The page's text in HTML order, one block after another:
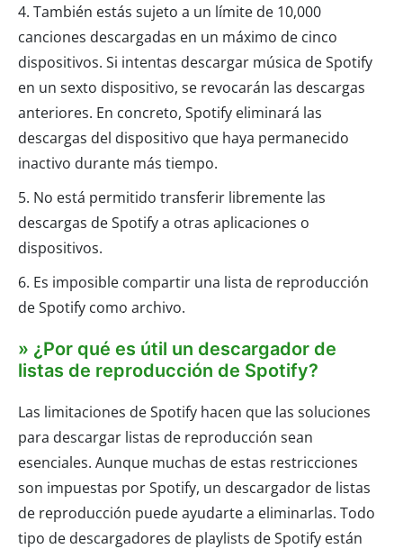
4. También estás sujeto a un límite de 10,000
canciones descargadas en un máximo de cinco
dispositivos. Si intentas descargar música de Spotify
en un sexto dispositivo, se revocarán las descargas
anteriores. En concreto, Spotify eliminará las
descargas del dispositivo que haya permanecido
inactivo durante más tiempo.
5. No está permitido transferir libremente las
descargas de Spotify a otras aplicaciones o
dispositivos.
6. Es imposible compartir una lista de reproducción
de Spotify como archivo.
» ¿Por qué es útil un descargador de
listas de reproducción de Spotify?
Las limitaciones de Spotify hacen que las soluciones
para descargar listas de reproducción sean
esenciales. Aunque muchas de estas restricciones
son impuestas por Spotify, un descargador de listas
de reproducción puede ayudarte a eliminarlas. Todo
tipo de descargadores de playlists de Spotify están